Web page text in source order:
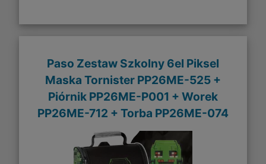
Paso Zestaw Szkolny 6el Piksel
Maska Tornister PP26ME-525 +
Piórnik PP26ME-P001 + Worek
PP26ME-712 + Torba PP26ME-074